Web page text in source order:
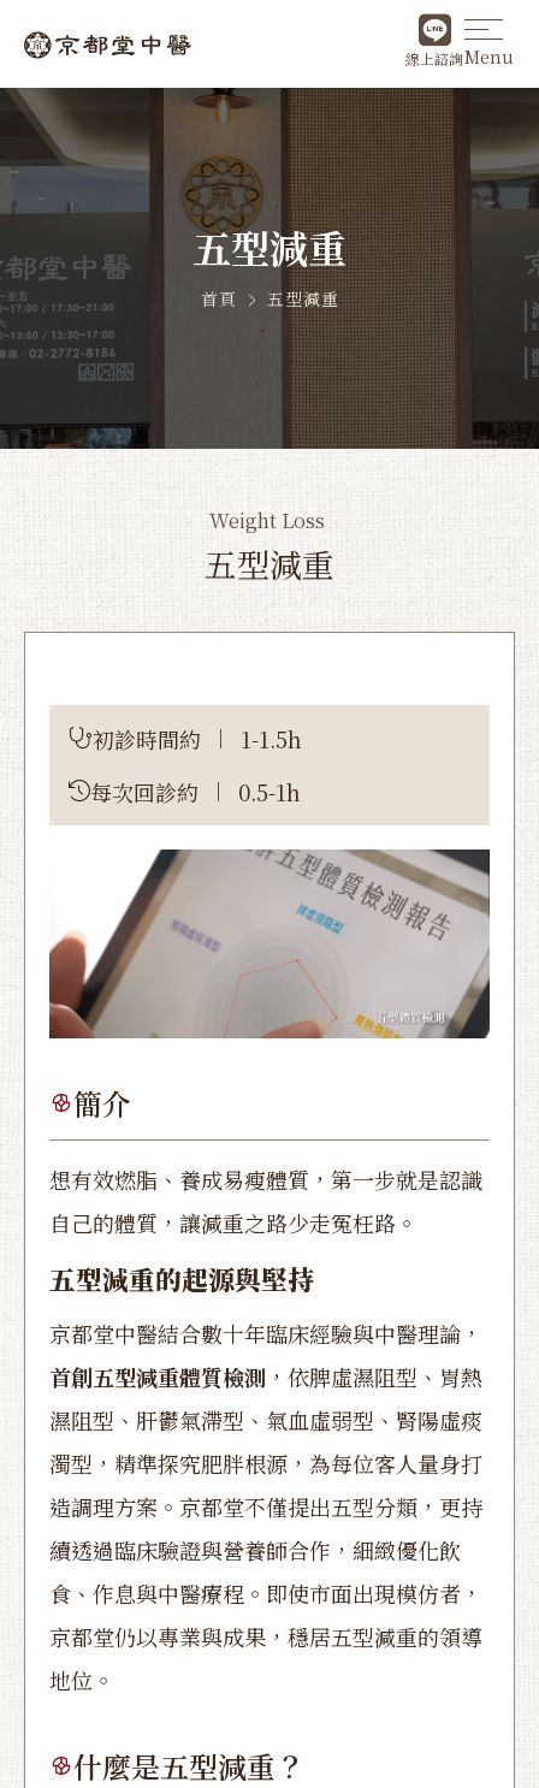
線上諮詢Menu
五型減重
首頁 五型減重
五型減重
Weight Loss
初診時間約
1-1.5h
每次回診約
0.5-1h
簡介
想有效燃脂、養成易瘦體質，第一步就是認識
自己的體質，讓減重之路少走冤枉路。
五型減重的起源與堅持
京都堂中醫結合數十年臨床經驗與中醫理論，
首創五型減重體質檢測 ，依脾虛濕阻型、胃熱
濕阻型、肝鬱氣滯型、氣血虛弱型、腎陽虛痰
濁型，精準探究肥胖根源，為每位客人量身打
造調理方案。京都堂不僅提出五型分類，更持
續透過臨床驗證與營養師合作，細緻優化飲
食、作息與中醫療程。即使市面出現模仿者，
京都堂仍以專業與成果，穩居五型減重的領導
地位。
什麼是五型減重？